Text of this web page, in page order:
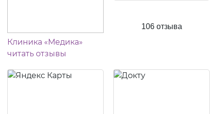
Клиника «Медика»
читать отзывы
106 отзыва